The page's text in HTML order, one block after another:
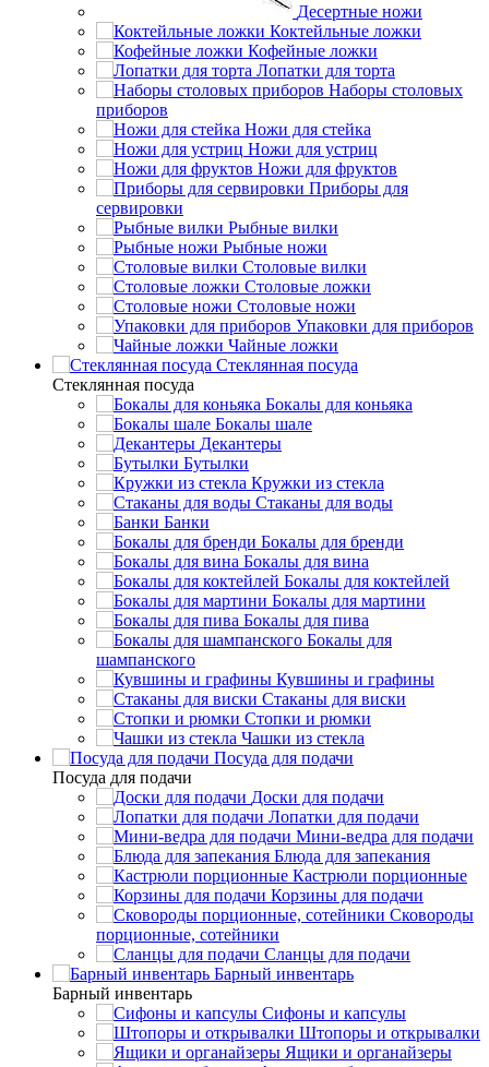
Десертные ножи
Коктейльные ложки
Кофейные ложки
Лопатки для торта
Наборы столовых
приборов
Ножи для стейка
Ножи для устриц
Ножи для фруктов
Приборы для
сервировки
Рыбные вилки
Рыбные ножи
Столовые вилки
Столовые ложки
Столовые ножи
Упаковки для приборов
Чайные ложки
Стеклянная посуда
Стеклянная посуда
Бокалы для коньяка
Бокалы шале
Декантеры
Бутылки
Кружки из стекла
Стаканы для воды
Банки
Бокалы для бренди
Бокалы для вина
Бокалы для коктейлей
Бокалы для мартини
Бокалы для пива
Бокалы для
шампанского
Кувшины и графины
Стаканы для виски
Стопки и рюмки
Чашки из стекла
Посуда для подачи
Посуда для подачи
Доски для подачи
Лопатки для подачи
Мини-ведра для подачи
Блюда для запекания
Кастрюли порционные
Корзины для подачи
Сковороды
порционные, сотейники
Сланцы для подачи
Барный инвентарь
Барный инвентарь
Сифоны и капсулы
Штопоры и открывалки
Ящики и органайзеры